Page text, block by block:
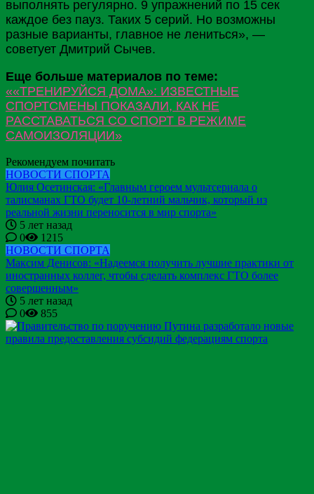
выполнять регулярно. 9 упражнений по 15 сек
каждое без пауз. Таких 5 серий. Но возможны
разные варианты, главное не лениться», —
советует Дмитрий Сычев.
Еще больше материалов по теме:
««ТРЕНИРУЙСЯ ДОМА»: ИЗВЕСТНЫЕ
СПОРТСМЕНЫ ПОКАЗАЛИ, КАК НЕ
РАССТАВАТЬСЯ СО СПОРТ В РЕЖИМЕ
САМОИЗОЛЯЦИИ»
Рекомендуем почитать
НОВОСТИ СПОРТА
Юлия Осетинская: «Главным героем мультсериала о
талисманах ГТО будет 10-летний мальчик, который из
реальной жизни переносится в мир спорта»
5 лет назад
0
1215
НОВОСТИ СПОРТА
Максим Денисов: «Надеемся получить лучшие практики от
иностранных коллег, чтобы сделать комплекс ГТО более
совершенным»
5 лет назад
0
855